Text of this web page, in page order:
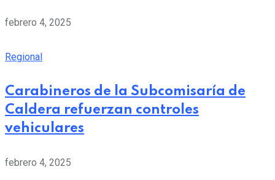
febrero 4, 2025
Regional
Carabineros de la Subcomisaría de
Caldera refuerzan controles
vehiculares
febrero 4, 2025